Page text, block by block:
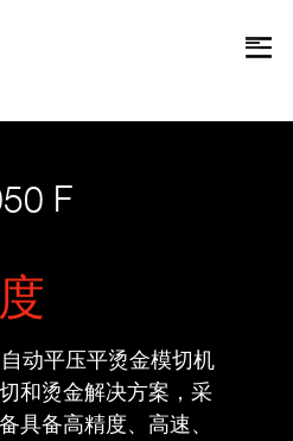
F
动平压平烫金模切机
和烫金解决方案，采
具备高精度、高速、